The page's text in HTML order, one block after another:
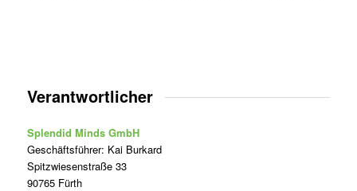
Verantwortlicher
Splendid Minds GmbH
Geschäftsführer: Kai Burkard
Spitzwiesenstraße 33
90765 Fürth